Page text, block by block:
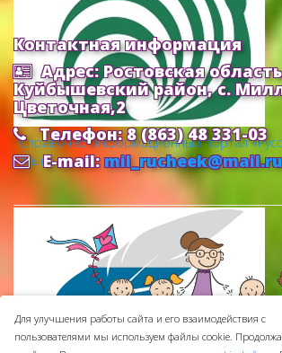
Cправочно-информационный портал
язык»
Контактная информация
Адрес: Ростовская
Куйбышевский район, с.
Цветочная,2
Телефон: 8 (863) 48 331-03
E-mail:mil_rucheek@mail.ru
Для улучшения работы сайта и его взаимодействия с
пользователями мы используем файлы cookie.